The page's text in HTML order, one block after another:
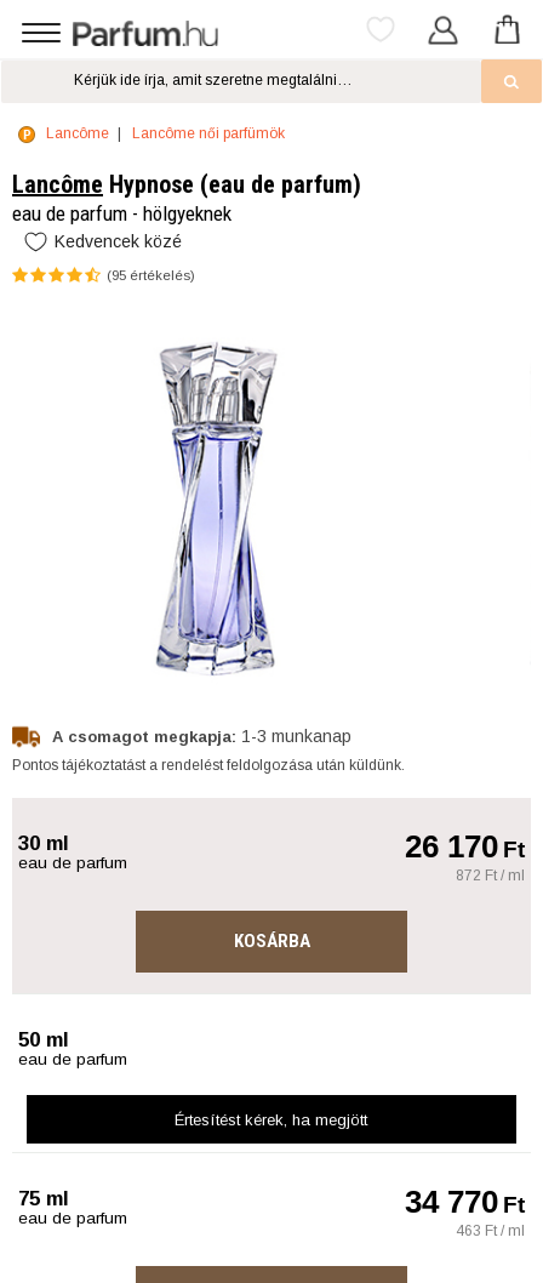
Lancôme Lancôme női parfümök
Lancôme Hypnose (eau de parfum)
eau de parfum - hölgyeknek
Kedvencek közé
(95 értékelés)
A csomagot megkapja: 1-3 munkanap
Pontos tájékoztatást a rendelést feldolgozása után küldünk.
30 ml
eau de parfum 26 170Ft
872 Ft / ml
KOSÁRBA
50 ml
eau de parfum
Értesítést kérek , ha megjött
75 ml
eau de parfum 34 770Ft
463 Ft / ml